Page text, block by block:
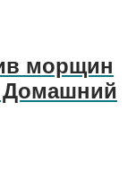
морщин
Домашний